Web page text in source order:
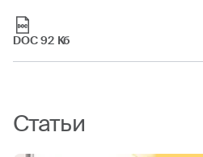
DOC 92 Кб
Статьи